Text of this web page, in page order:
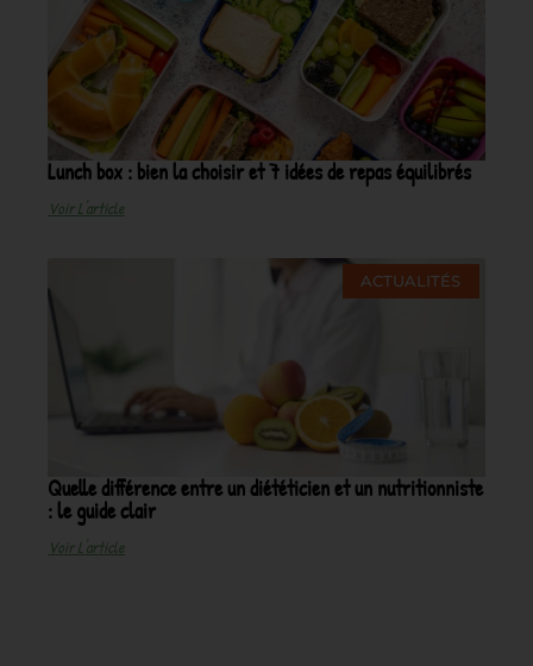
Lunch box : bien la choisir et 7 idées de repas équilibrés
Voir L'article
ACTUALITÉS
Quelle différence entre un diététicien et un nutritionniste
: le guide clair
Voir L'article